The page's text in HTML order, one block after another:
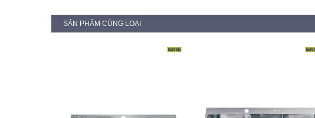
SẢN PHẨM CÙNG LOẠI